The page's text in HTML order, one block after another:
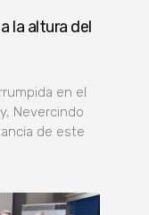
la altura del
en el
Nevercindo
de este